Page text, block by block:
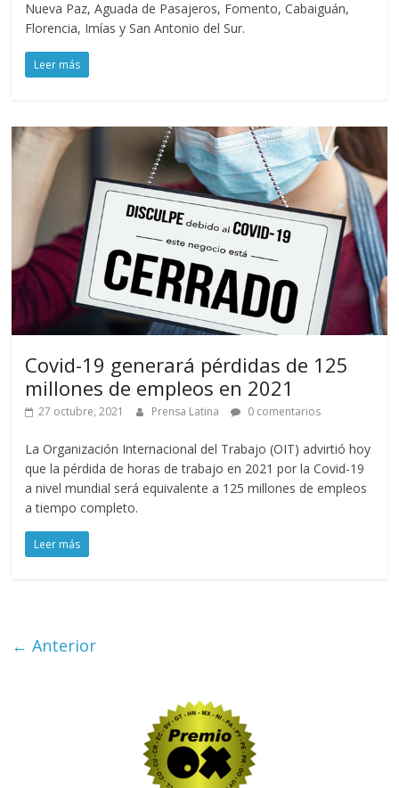
Nueva Paz, Aguada de Pasajeros, Fomento, Cabaiguán,
Florencia, Imías y San Antonio del Sur.
Leer más
Covid-19 generará pérdidas de 125
millones de empleos en 2021
27 octubre, 2021 Prensa Latina 0 comentarios
La Organización Internacional del Trabajo (OIT) advirtió hoy
que la pérdida de horas de trabajo en 2021 por la Covid-19
a nivel mundial será equivalente a 125 millones de empleos
a tiempo completo.
Leer más
← Anterior